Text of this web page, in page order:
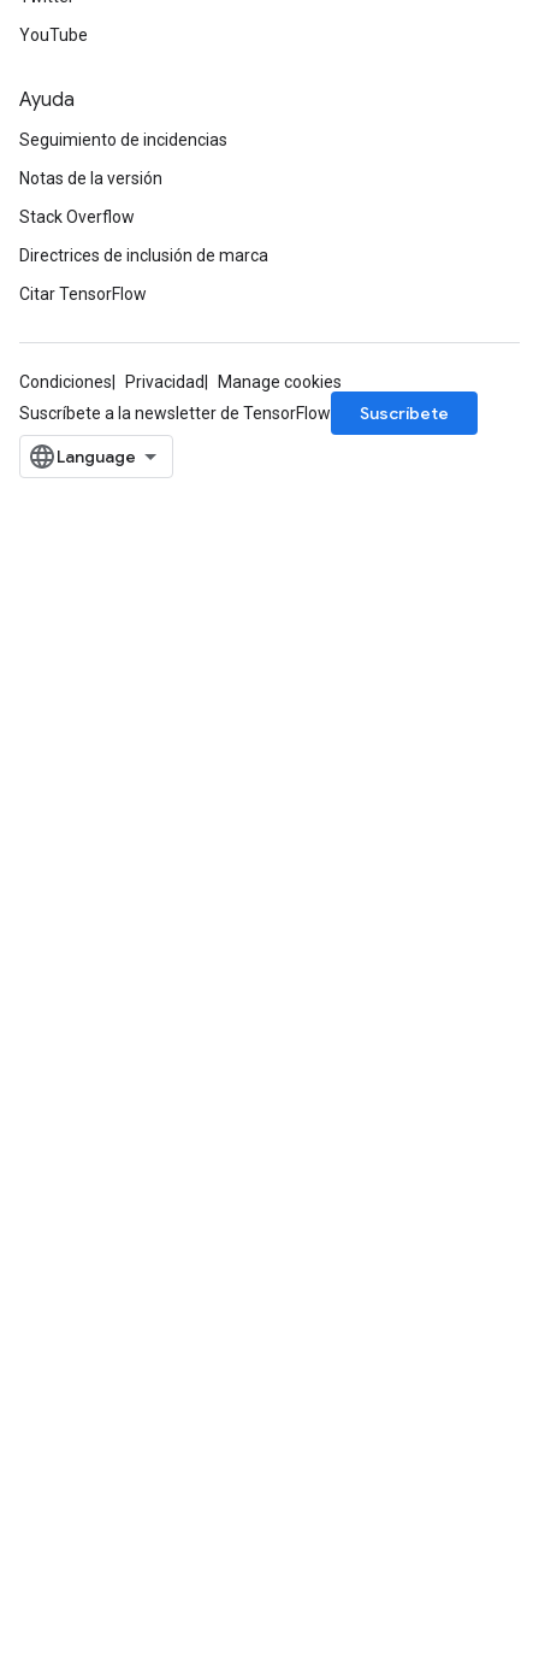
YouTube
Ayuda
Seguimiento de incidencias
Notas de la versión
Stack Overflow
Directrices de inclusión de marca
Citar TensorFlow
Condiciones Privacidad
Manage cookies
Suscríbete a la newsletter de TensorFlow
Suscríbete